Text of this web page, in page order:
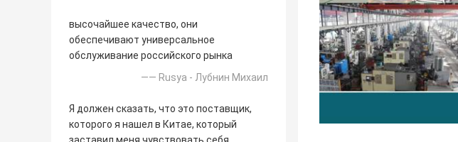
высочайшее качество, они
обеспечивают универсальное
обслуживание российского рынка
—— Rusya - Лубнин Михаил
Я должен сказать, что это поставщик,
которого я нашел в Китае, который